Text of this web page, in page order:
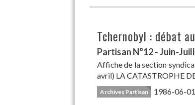
Tchernobyl : débat
Partisan N°12 - Juin-
Affiche de la section
avril) LA CATASTROPHE
Archives Partisan 1986-06-01